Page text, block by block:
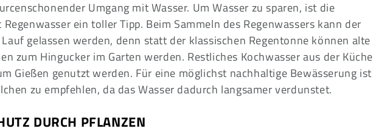
Umgang mit Wasser. Um Wasser zu sparen, ist die
ein toller Tipp. Beim Sammeln des Regenwassers kann der
gelassen werden, denn statt der klassischen Regentonne können alte
zum Hingucker im Garten werden. Restliches Kochwasser aus der Küche
Gießen genutzt werden. Für eine möglichst nachhaltige Bewässerung ist
zu empfehlen, da das Wasser dadurch langsamer verdunstet.
DURCH PFLANZEN